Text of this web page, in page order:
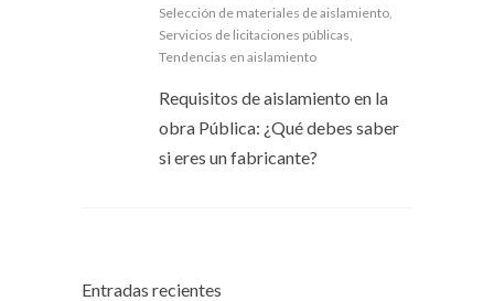
Selección de materiales de aislamiento,
Servicios de licitaciones públicas,
Tendencias en aislamiento
Requisitos de aislamiento en la
obra Pública: ¿Qué debes saber
si eres un fabricante?
Entradas recientes